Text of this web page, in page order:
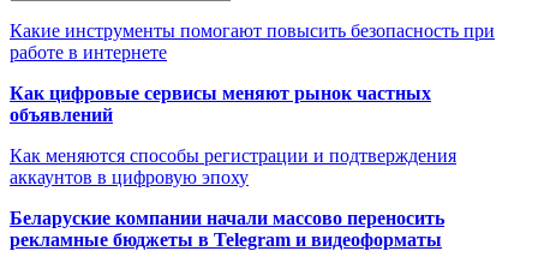
Какие инструменты помогают повысить безопасность при
работе в интернете
Как цифровые сервисы меняют рынок частных
объявлений
Как меняются способы регистрации и подтверждения
аккаунтов в цифровую эпоху
Беларуские компании начали массово переносить
рекламные бюджеты в Telegram и видеоформаты